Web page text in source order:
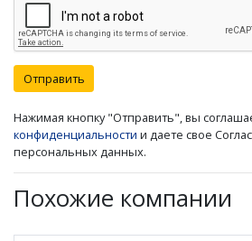
Отправить
Нажимая кнопку "Отправить", вы
конфиденциальности и даете свое
персональных данных.
Похожие компании